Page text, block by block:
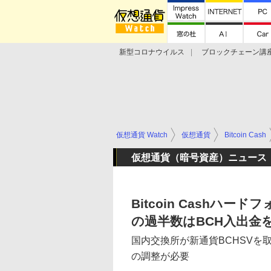
新型コロナウイルス
ブロックチェーン講
仮想通貨 Watch 仮想通貨 Bitcoin Cash
仮想通貨（暗号資産）ニュース
Bitcoin Cashハードフ
の過半数はBCH入出金
国内交換所が新通貨BCHSVを
の調整が必要